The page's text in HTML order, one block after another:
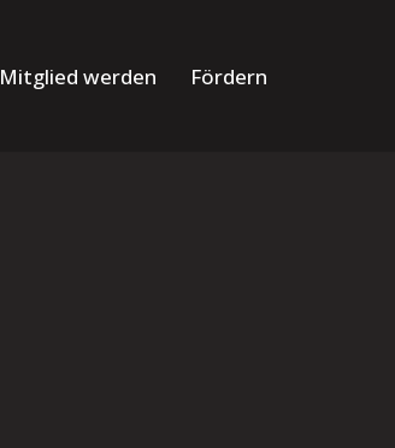
Mitglied werden Fördern